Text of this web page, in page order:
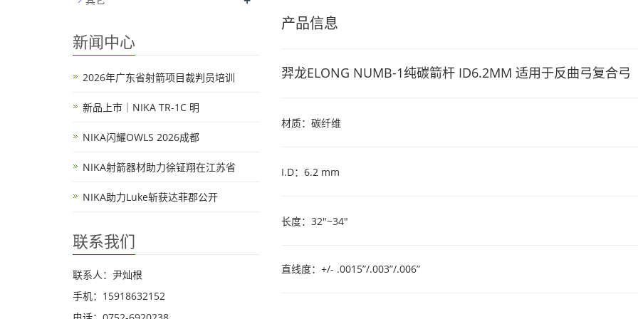
产品信息
羿龙ELONG NUMB-1纯碳箭杆 ID6.2MM 适用于反曲弓复合弓
材质：碳纤维
I.D：6.2 mm
长度：32"~34"
直线度：+/- .0015”/.003”/.006”
新闻中心
2026年广东省射箭项目裁判员培训
新品上市｜NIKA TR-1C 明
NIKA闪耀OWLS 2026成都
NIKA射箭器材助力徐钲翔在江苏省
NIKA助力Luke斩获达菲郡公开
联系我们
联系人：尹灿根
手机：15918632152